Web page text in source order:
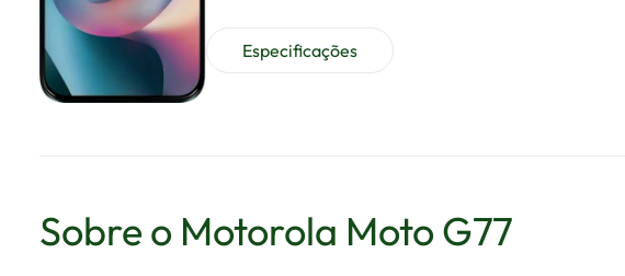
Especificações
Sobre o Motorola Moto G77